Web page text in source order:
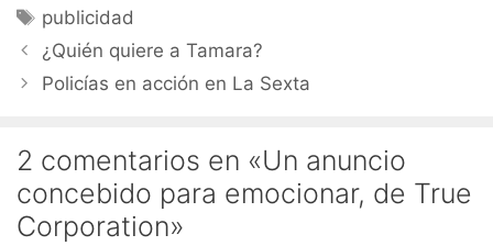
Etiquetas
publicidad
¿Quién quiere a Tamara?
Policías en acción en La Sexta
2 comentarios en «Un anuncio
concebido para emocionar, de True
Corporation»